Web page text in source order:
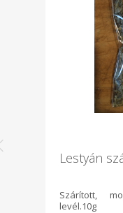
Lestyán
Szárított,
levél.10g